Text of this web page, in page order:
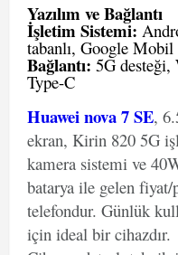
Yazılım ve Bağlantı
İşletim Sistemi:
tabanlı, Google
Bağlantı: 5G
Type-C
Huawei nova 7 SE,
ekran, Kirin 820 5G
kamera sistemi ve
batarya ile gelen fiyat/
telefondur. Günlük
için ideal bir cihazdır.